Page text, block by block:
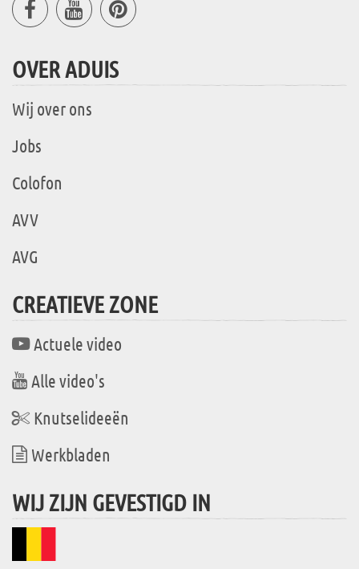
OVER ADUIS
Wij over ons
Jobs
Colofon
AVV
AVG
CREATIEVE ZONE
Actuele video
Alle video's
Knutselideeën
Werkbladen
WIJ ZIJN GEVESTIGD IN